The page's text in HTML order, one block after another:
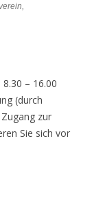
– 16.00
(durch
zur
Sie sich vor